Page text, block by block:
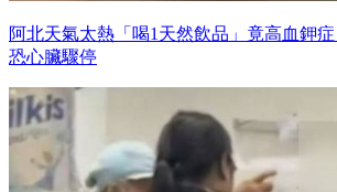
阿北天氣太熱「喝1天然飲品」竟高血鉀
恐心臟驟停